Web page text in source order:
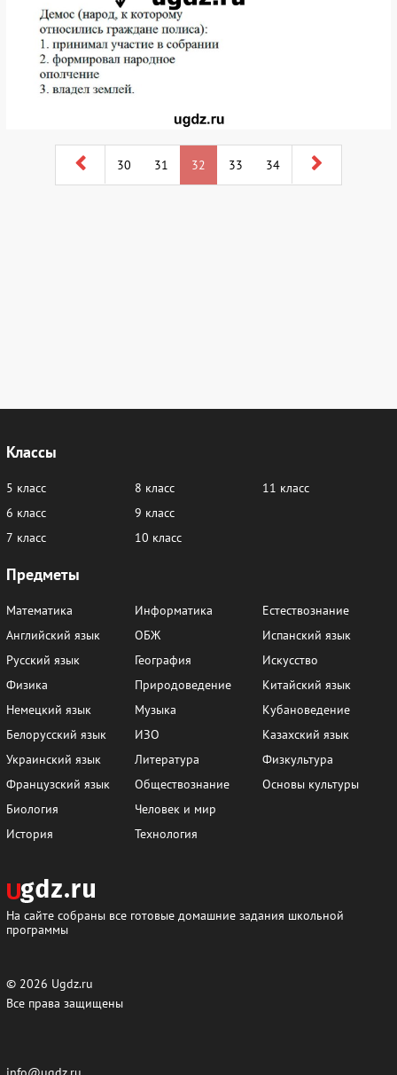
30 31 32 33 34
Классы
5 класс
6 класс
7 класс
8 класс
9 класс
10 класс
11 класс
Предметы
Математика
Английский язык
Русский язык
Физика
Немецкий язык
Белорусский язык
Украинский язык
Французский язык
Биология
История
Информатика
ОБЖ
География
Природоведение
Музыка
ИЗО
Литература
Обществознание
Человек и мир
Технология
Естествознание
Испанский язык
Искусство
Китайский язык
Кубановедение
Казахский язык
Физкультура
Основы культуры
На сайте собраны все готовые домашние задания школьной
программы
© 2026 Ugdz.ru
Все права защищены